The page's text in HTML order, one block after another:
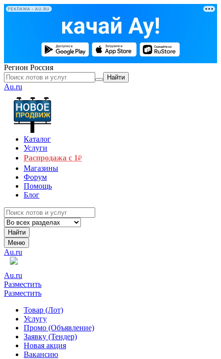
РЕКЛАМА • AU.RU
Регион Россия
Найти
Au.ru
Каталог
Услуги
Распродажа с 1₽
Магазины
Форум
Помощь
Блог
Найти
Меню
Au.ru
Au.ru
Разместить
Разместить
Товар (Лот)
Услугу
Промо (Объявление)
Заявку (Тендер)
Новая акция
Вакансию